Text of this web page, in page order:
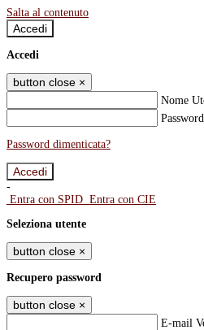
Salta al contenuto
Accedi
Accedi
button close ×
Nome
Password
Password dimenticata?
-
Entra con SPID Entra con CIE
Seleziona utente
button close ×
Recupero password
button close ×
E-mail